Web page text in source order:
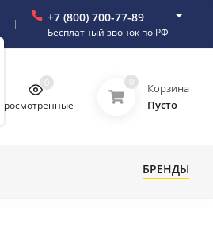
+7 (800) 700-77-89
Бесплатный звонок по РФ
Просмотренные
0 0
Корзина
Пусто
БРЕНДЫ